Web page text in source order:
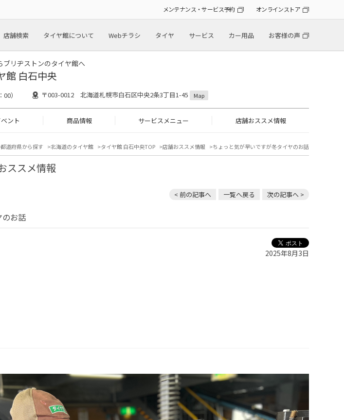
メンテナンス・サービス予約 オンラインストア
店舗検索 タイヤ館について Webチラシ タイヤ サービス カー用品 お客様の声
ブリヂストンのタイヤ館へ
館 白石中央
） 〒003-0012 北海道札幌市白石区中央2条3丁目1-45 Map
ント 商品情報 サービスメニュー 店舗おススメ情報
都道府県から探す 北海道のタイヤ館 タイヤ館 白石中央TOP 店舗おススメ情報 ちょっと気が早いですが冬タイヤのお話
ススメ情報
< 前の記事へ 一覧へ戻る 次の記事へ >
のお話
2025年8月3日